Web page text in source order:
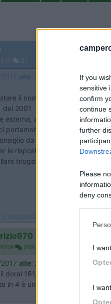
If you
sensitive
confirm
continue
further
Please
deny
I
I
21
alle: 21:52:05
il nostro primo camper,
del 2001 50000 km a 18500€
esterna, antenna terrestre,
portamoto, turbovent
da fornirmi? è una
le risposte che voi esperti ci
triogas e pannello che ne
11/02/2017 alle 22:15:56
248
alle: 22:34:35
doral 161,devo dire che non mi
in 4 è un po piccolo